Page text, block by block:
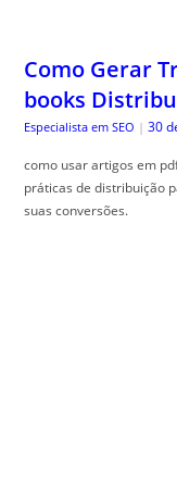
Como Gerar
books
Especialista em SEO | 30
como usar artigos em
práticas de distribuição
suas conversões.